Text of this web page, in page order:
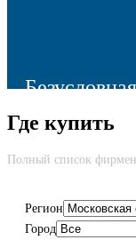
Моментальная
случае ее
Где купить
Полный список
Регион
Город